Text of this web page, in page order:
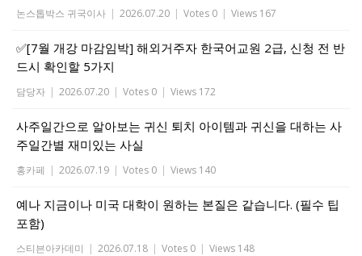
논스톱박스 귀국이사 | 2026.07.20 | Votes 0 | Views 167
✅[7월 개강 마감임박] 해외거주자 한국어교원 2급, 신청 전 반
드시 확인할 5가지
담당자 | 2026.07.20 | Votes 0 | Views 172
사주일간으로 알아보는 귀신 퇴치 아이템과 귀신을 대하는 사
주일간별 재미있는 사실
홍카페 | 2026.07.19 | Votes 0 | Views 140
예나 지금이나 미국 대학이 원하는 본질은 같습니다. (필수 팁
포함)
스티븐아카데미 | 2026.07.18 | Votes 0 | Views 148